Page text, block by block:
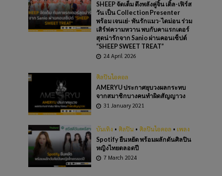
SHEEP จัดเต็ม ดึงพลังคู่จิ้น เติ้ล-เฟิร์ส
วัน เป็น Collection Presenter
พร้อม เจนเย่- พันรักแมว-ไดม่อน ร่วม
เสิร์ฟความหวาน พบกับคาแรกเตอร์
สุดน่ารักจาก Sanio ผ่านคอนเซ็ปต์
“SHEEP SWEET TREAT”
24 April 2026
ศิลปินไอดอล
AMERYU ประกาศยุบวงผลกระทบ
จากสมาชิกบางคนทำผิดสัญญาวง
31 January 2021
บันเทิง • ศิลปิน • ศิลปินไอดอล • เพลง
Spotify ยืนหยัด พร้อมผลักดันศิลปิน
หญิงไทยตลอดปี
7 March 2024